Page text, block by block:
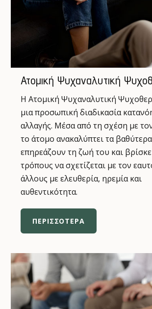
Ατομική Ψυχαναλυτική
Η Ατομική Ψυχαναλυτική
μια προσωπική διαδικασία
αλλαγής. Μέσα από τη σχέση με
το άτομο ανακαλύπτει τα
επηρεάζουν τη ζωή του και
τρόπους να σχετίζεται με τον
άλλους με ελευθερία, ηρεμία και
αυθεντικότητα.
ΠΕΡΙΣΣΟΤΕΡΑ